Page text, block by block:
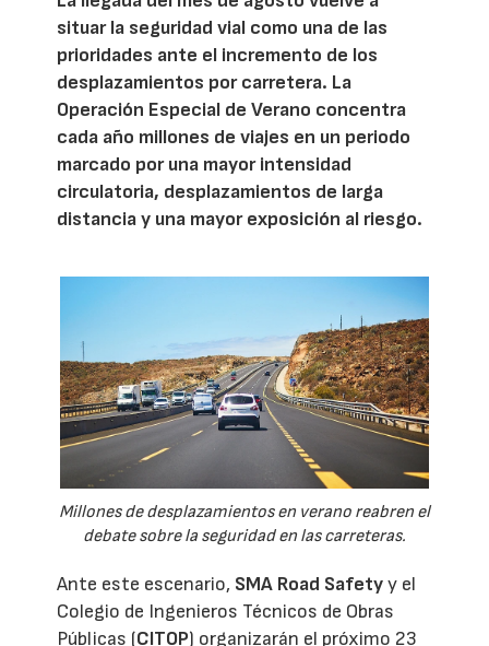
situar la seguridad vial como una de las
prioridades ante el incremento de los
desplazamientos por carretera. La
Operación Especial de Verano concentra
cada año millones de viajes en un periodo
marcado por una mayor intensidad
circulatoria, desplazamientos de larga
distancia y una mayor exposición al riesgo.
Millones de desplazamientos en verano reabren el
debate sobre la seguridad en las carreteras.
Ante este escenario, SMA Road Safetyy el
Colegio de Ingenieros Técnicos de Obras
Públicas (CITOP) organizarán el próximo 23